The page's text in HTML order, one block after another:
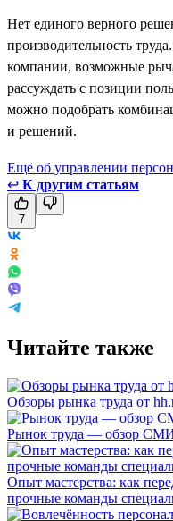
Нет единого верного
производительность
компании, возможные
рассуждать с позиции
можно подобрать
и решений.
Ещё об управлении
↩ К другим статьям
7
Читайте также
Обзоры рынка труда от
Рынок труда — обзор
Опыт мастерства: как
прочные команды